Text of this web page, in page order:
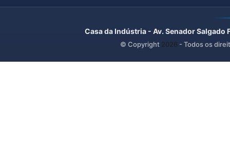
Casa da Indústria - Av. Senador
© Copyright 2026 - Todos os